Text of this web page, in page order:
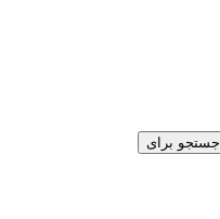
جستجو برای